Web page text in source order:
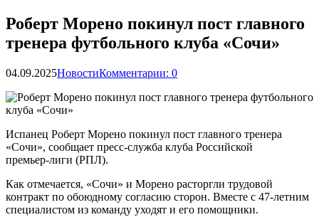
Роберт Морено покинул пост главного
тренера футбольного клуба «Сочи»
04.09.2025НовостиКомментарии: 0
Испанец Роберт Морено покинул пост главного тренера
«Сочи», сообщает пресс‑служба клуба Российской
премьер‑лиги (РПЛ).
Как отмечается, «Сочи» и Морено расторгли трудовой
контракт по обоюдному согласию сторон. Вместе с 47‑летним
специалистом из команду уходят и его помощники.